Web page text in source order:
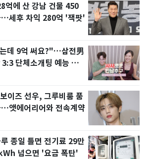
억에 산 강남 건물 450
…세후 차익 280억 '잭팟'
데 9억 써요?"…삼전男
단체소개팅 예능 화
이즈 선우, 그루비룸 품
앳에어리어와 전속계약
종일 틀면 전기료 29만
넘으면 '요금 폭탄'